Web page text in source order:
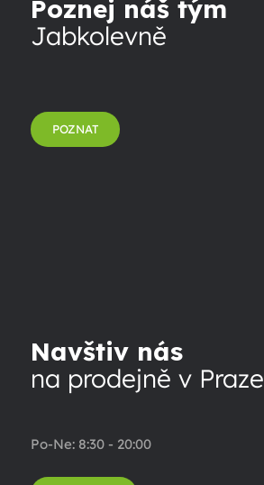
Poznej náš tým
Jabkolevně
POZNAT
Navštiv nás
na prodejně v Praze
Po-Ne: 8:30 - 20:00